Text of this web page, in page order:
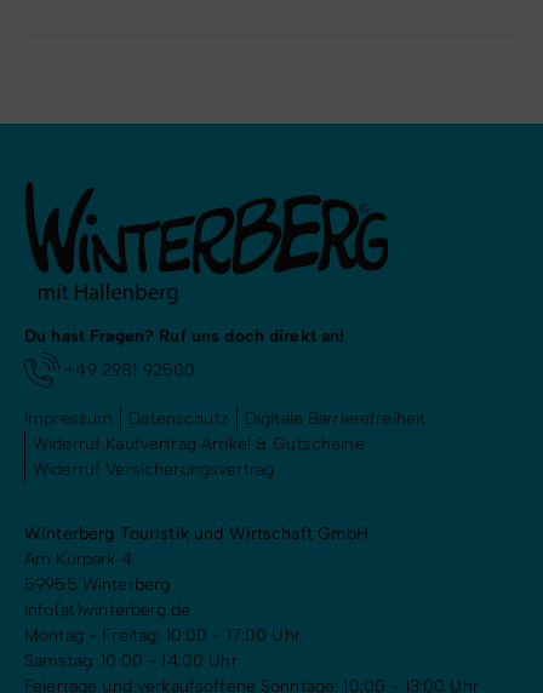
Du hast Fragen? Ruf uns doch direkt an!
+49 2981 92500
Impressum Datenschutz
Digitale Barrierefreiheit
Widerruf Kaufvertrag Artikel & Gutscheine
Widerruf Versicherungsvertrag
Winterberg Touristik und Wirtschaft GmbH
Am Kurpark 4
59955 Winterberg
info(at)winterberg.de
Montag - Freitag: 10:00 - 17:00 Uhr
Samstag: 10:00 - 14:00 Uhr
Feiertage und verkaufsoffene Sonntage: 10:00 - 13:00 Uhr